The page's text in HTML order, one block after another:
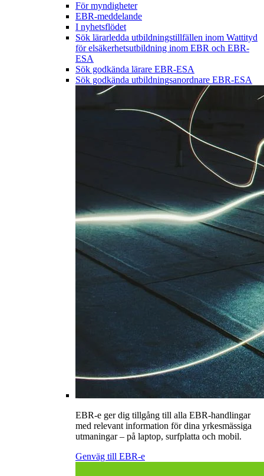
För myndigheter
EBR-meddelande
I nyhetsflödet
Sök lärarledda utbildningstillfällen inom Wattityd
för elsäkerhetsutbildning inom EBR och EBR-
ESA
Sök godkända lärare EBR-ESA
Sök godkända utbildningsanordnare EBR-ESA
EBR-e ger dig tillgång till alla EBR-handlingar
med relevant information för dina yrkesmässiga
utmaningar – på laptop, surfplatta och mobil.
Genväg till EBR-e